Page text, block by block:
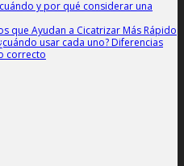
y por qué considerar una
que Ayudan a Cicatrizar Más Rápido
usar cada uno? Diferencias
correcto